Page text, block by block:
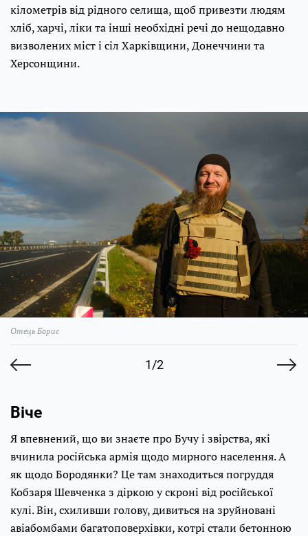
кілометрів від рідного селища, щоб привезти людям
хліб, харчі, ліки та інші необхідні речі до нещодавно
визволених міст і сіл Харківщини, Донеччини та
Херсонщини.
1/2
Отець Борис
Віче​
Я впевнений, що ви знаєте про Бучу і звірства, які
вчинила російська армія щодо мирного населення. А
як щодо Бородянки? Це там знаходиться погруддя
Кобзаря Шевченка з діркою у скроні від російської
кулі. Він, схиливши голову, дивиться на зруйновані
авіабомбами багатоповерхівки, котрі стали бетонною